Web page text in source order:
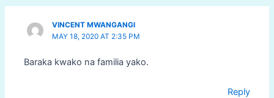
VINCENT MWANGANGI
MAY 18, 2020 AT 2:35 PM
Baraka kwako na familia yako.
Reply